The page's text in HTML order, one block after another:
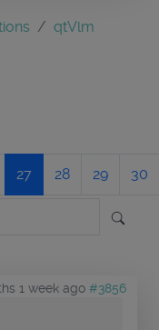
qtVlm
27 28 29 30
1 week ago #3856